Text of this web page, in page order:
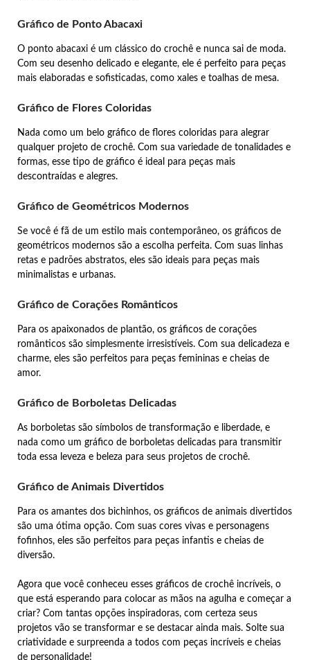
Gráfico de Ponto Abacaxi
O ponto abacaxi é um clássico do crochê e nunca sai de moda.
Com seu desenho delicado e elegante, ele é perfeito para peças
mais elaboradas e sofisticadas, como xales e toalhas de mesa.
Gráfico de Flores Coloridas
Nada como um belo gráfico de flores coloridas para alegrar
qualquer projeto de crochê. Com sua variedade de tonalidades e
formas, esse tipo de gráfico é ideal para peças mais
descontraídas e alegres.
Gráfico de Geométricos Modernos
Se você é fã de um estilo mais contemporâneo, os gráficos de
geométricos modernos são a escolha perfeita. Com suas linhas
retas e padrões abstratos, eles são ideais para peças mais
minimalistas e urbanas.
Gráfico de Corações Românticos
Para os apaixonados de plantão, os gráficos de corações
românticos são simplesmente irresistíveis. Com sua delicadeza e
charme, eles são perfeitos para peças femininas e cheias de
amor.
Gráfico de Borboletas Delicadas
As borboletas são símbolos de transformação e liberdade, e
nada como um gráfico de borboletas delicadas para transmitir
toda essa leveza e beleza para seus projetos de crochê.
Gráfico de Animais Divertidos
Para os amantes dos bichinhos, os gráficos de animais divertidos
são uma ótima opção. Com suas cores vivas e personagens
fofinhos, eles são perfeitos para peças infantis e cheias de
diversão.
Agora que você conheceu esses gráficos de crochê incríveis, o
que está esperando para colocar as mãos na agulha e começar a
criar? Com tantas opções inspiradoras, com certeza seus
projetos vão se transformar e se destacar ainda mais. Solte sua
criatividade e surpreenda a todos com peças incríveis e cheias
de personalidade!